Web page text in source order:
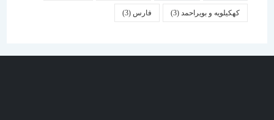
کهکیلویه و بویراحمد(3) فارس